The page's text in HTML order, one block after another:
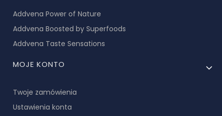
Addvena Power of Nature
Addvena Boosted by Superfoods
Addvena Taste Sensations
MOJE KONTO
Twoje zamówienia
Ustawienia konta